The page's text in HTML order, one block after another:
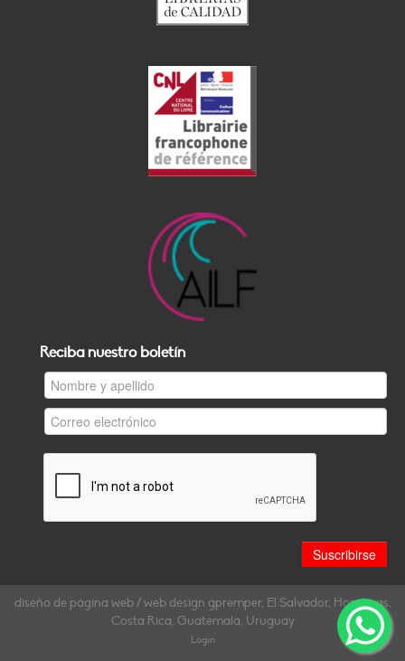
Reciba nuestro boletín
diseño de página web / web design gpremper, El Salvador, Honduras,
Costa Rica, Guatemala, Uruguay
Login